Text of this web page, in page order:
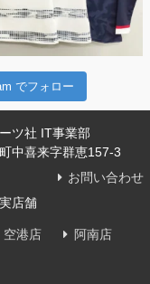
でフォロー
ツ社 IT事業部
中喜来字群恵157-3
お問い合わせ
店舗
空港店 阿南店